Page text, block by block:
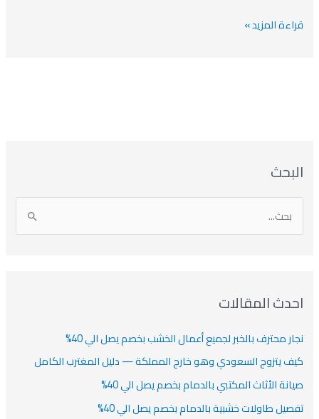
قراءة المزيد »
البحث
ل
ث
ن
:
احدث المقالات
نجار محترف بالخبر لجميع أعمال الخشب بخصم يصل الي 40%
كيف يتزوج السعودي وهو خارج المملكة — دليل المغترب الكامل
صيانة الأثاث المكتبي بالدمام بخصم يصل الي 40%
تفصيل طاولات خشبية بالدمام بخصم يصل الي 40%
ل
ش
ص
ف
ل
ش
ل
ن
ا